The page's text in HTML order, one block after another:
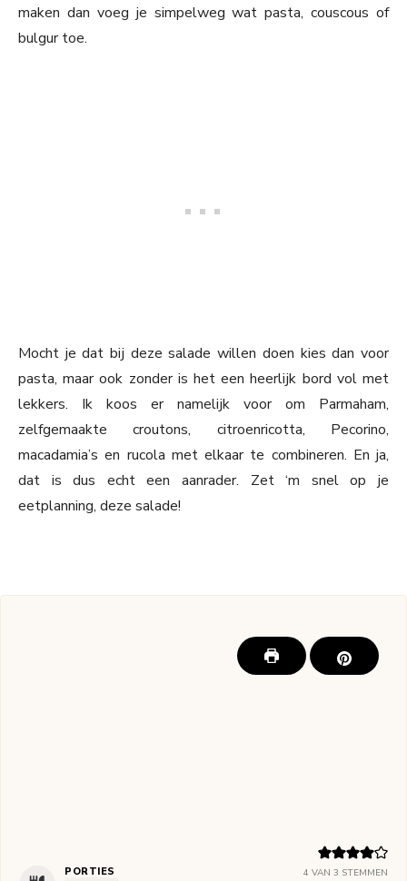
maken dan voeg je simpelweg wat pasta, couscous of
bulgur toe.
Mocht je dat bij deze salade willen doen kies dan voor
pasta, maar ook zonder is het een heerlijk bord vol met
lekkers. Ik koos er namelijk voor om Parmaham,
zelfgemaakte croutons, citroenricotta, Pecorino,
macadamia’s en rucola met elkaar te combineren. En ja,
dat is dus echt een aanrader. Zet ‘m snel op je
eetplanning, deze salade!
4 VAN 3 STEMMEN
PORTIES